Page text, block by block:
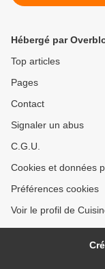
Hébergé par
Top articles
Pages
Contact
Signaler un abus
C.G.U.
Cookies et données
Préférences cookies
Voir le profil de